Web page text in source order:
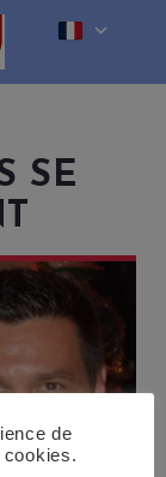
SE
de